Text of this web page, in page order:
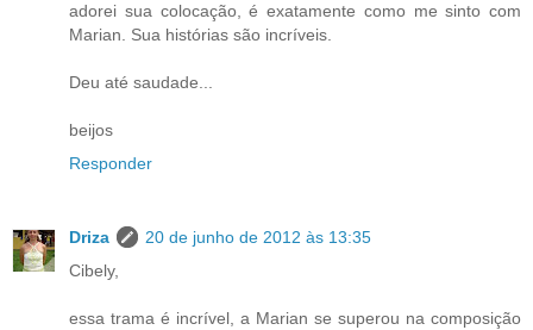
adorei sua colocação, é exatamente como me sinto com
Marian. Sua histórias são incríveis.
Deu até saudade...
beijos
Responder
Driza
20 de junho de 2012 às 13:35
Cibely,
essa trama é incrível, a Marian se superou na composição